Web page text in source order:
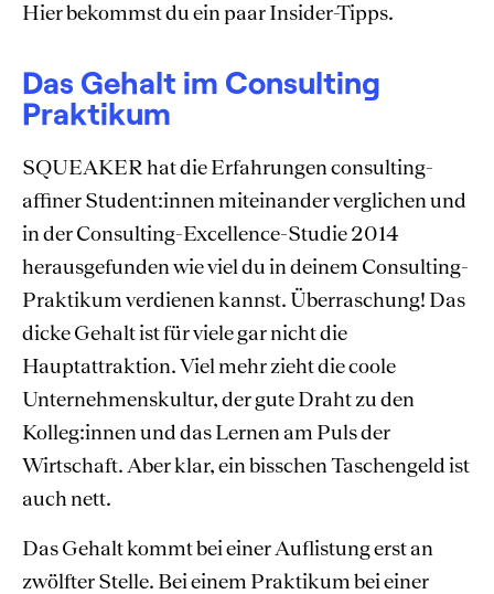
Hier bekommst du ein paar Insider-Tipps.
Das Gehalt im Consulting
Praktikum
SQUEAKER hat die Erfahrungen consulting-
affiner Student:innen miteinander verglichen und
in der Consulting-Excellence-Studie 2014
herausgefunden wie viel du in deinem Consulting-
Praktikum verdienen kannst. Überraschung! Das
dicke Gehalt ist für viele gar nicht die
Hauptattraktion. Viel mehr zieht die coole
Unternehmenskultur, der gute Draht zu den
Kolleg:innen und das Lernen am Puls der
Wirtschaft. Aber klar, ein bisschen Taschengeld ist
auch nett.
Das Gehalt kommt bei einer Auflistung erst an
zwölfter Stelle. Bei einem Praktikum bei einer